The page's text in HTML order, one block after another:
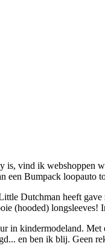
vind ik webshoppen
een Bumpack loopauto
Dutchman heeft
(hooded) longsleeves!
in kindermodeland.
en ben ik blij. Geen